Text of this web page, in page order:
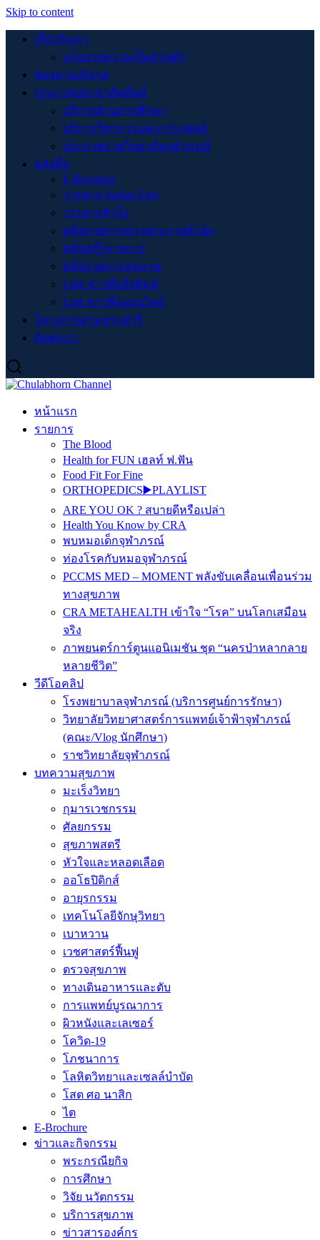
Skip to content
เกี่ยวกับเรา
นโยบายความเป็นส่วนตัว
ช่องทางบริจาค
ประกาศประชาสัมพันธ์
บริการด้านการศึกษา
บริการวิชาการและการแพทย์
ประกาศราชวิทยาลัยจุฬาภรณ์
คลังสื่อ
E-Brochure
วารสาร Patient First
วารสารหัวใจ
คลิปรายการข่าวพระราชสำนัก
คลิปสกู๊ปรายการ
คลิปรายการสุขภาพ
Link ข่าวสื่อสิ่งพิมพ์
Link ข่าวสื่อออนไลน์
โครงการตามพระดำริ
ติดต่อเรา
หน้าแรก
รายการ
The Blood
Health for FUN เฮลท์ ฟ.ฟัน
Food Fit For Fine
ORTHOPEDICS▶️PLAYLIST
ARE YOU OK ? สบายดีหรือเปล่า
Health You Know by CRA
พบหมอเด็กจุฬาภรณ์
ท่องโรคกับหมอจุฬาภรณ์
PCCMS MED – MOMENT พลังขับเคลื่อนเพื่อนร่วม
ทางสุขภาพ
CRA METAHEALTH เข้าใจ “โรค” บนโลกเสมือน
จริง
ภาพยนตร์การ์ตูนแอนิเมชัน ชุด “นครป่าหลากลาย
หลายชีวิต”
วีดีโอคลิป
โรงพยาบาลจุฬาภรณ์ (บริการศูนย์การรักษา)
วิทยาลัยวิทยาศาสตร์การแพทย์เจ้าฟ้าจุฬาภรณ์
(คณะ/Vlog นักศึกษา)
ราชวิทยาลัยจุฬาภรณ์
บทความสุขภาพ
มะเร็งวิทยา
กุมารเวชกรรม
ศัลยกรรม
สุขภาพสตรี
หัวใจและหลอดเลือด
ออโธปิดิกส์
อายุรกรรม
เทคโนโลยีจักษุวิทยา
เบาหวาน
เวชศาสตร์ฟื้นฟู
ตรวจสุขภาพ
ทางเดินอาหารและตับ
การแพทย์บูรณาการ
ผิวหนังและเลเซอร์
โควิด-19
โภชนาการ
โลหิตวิทยาและเซลล์บำบัด
โสต ศอ นาสิก
ไต
E-Brochure
ข่าวและกิจกรรม
พระกรณียกิจ
การศึกษา
วิจัย นวัตกรรม
บริการสุขภาพ
ข่าวสารองค์กร